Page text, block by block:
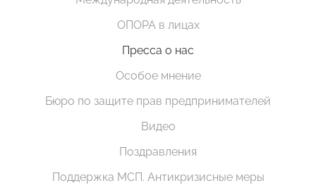
ОПОРА в лицах
Пресса о нас
Особое мнение
Бюро по защите прав предпринимателей
Видео
Поздравления
Поддержка МСП. Антикризисные меры